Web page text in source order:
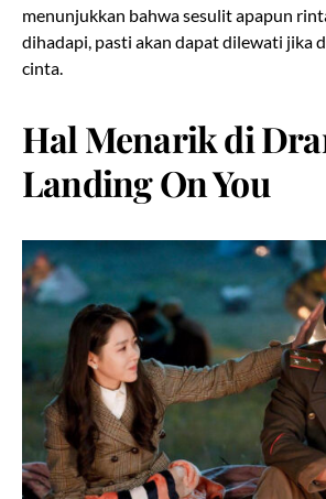
menunjukkan bahwa sesulit apapun
dihadapi, pasti akan dapat dilewati jika
cinta.
Hal Menarik di
Landing On You